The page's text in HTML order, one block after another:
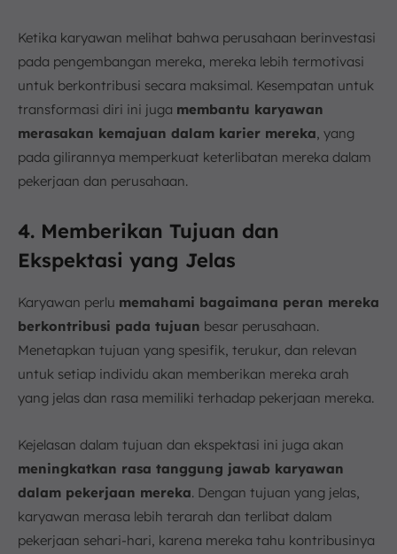
Ketika karyawan melihat bahwa perusahaan berinvestasi
pada pengembangan mereka, mereka lebih termotivasi
untuk berkontribusi secara maksimal. Kesempatan untuk
transformasi diri ini juga membantu karyawan
merasakan kemajuan dalam karier mereka , yang
pada gilirannya memperkuat keterlibatan mereka dalam
pekerjaan dan perusahaan.
4. Memberikan Tujuan dan
Ekspektasi yang Jelas
Karyawan perlu memahami bagaimana peran mereka
berkontribusi pada tujuan besar perusahaan.
Menetapkan tujuan yang spesifik, terukur, dan relevan
untuk setiap individu akan memberikan mereka arah
yang jelas dan rasa memiliki terhadap pekerjaan mereka.
Kejelasan dalam tujuan dan ekspektasi ini juga akan
meningkatkan rasa tanggung jawab karyawan
dalam pekerjaan mereka. Dengan tujuan yang jelas,
karyawan merasa lebih terarah dan terlibat dalam
pekerjaan sehari-hari, karena mereka tahu kontribusinya